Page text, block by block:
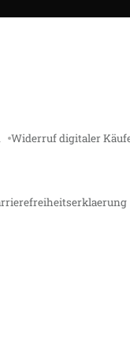
Widerruf digitaler